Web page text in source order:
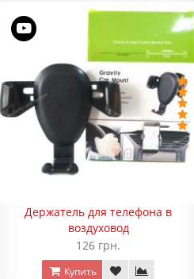
Держатель для телефона в
воздуховод
126 грн.
Купить